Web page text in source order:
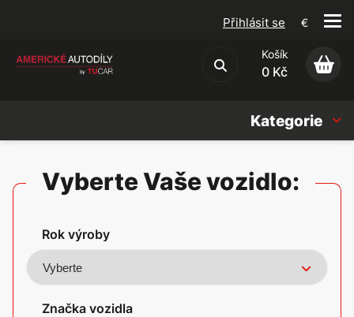
Obchodní podmínky
Přihlásit se €
Košík
0 Kč
Kategorie
Americké vozy
Vyberte Vaše vozidlo:
Rok výroby
Značka vozidla